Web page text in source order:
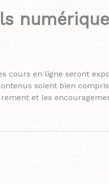
en ligne seront
soient bien
et les